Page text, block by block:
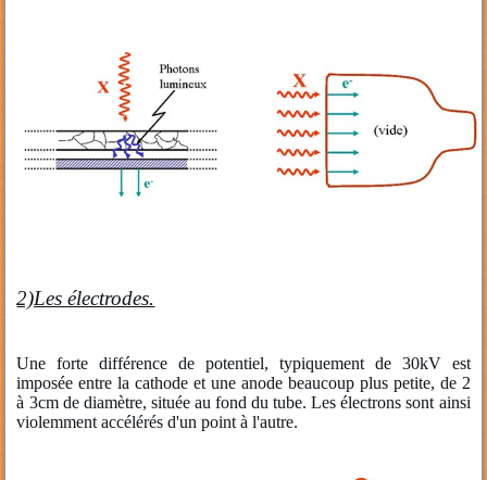
2)Les électrodes.
Une forte différence de potentiel, typiquement de 30kV est
imposée entre la cathode et une anode beaucoup plus petite, de 2
à 3cm de diamètre, située au fond du tube. Les électrons sont ainsi
violemment accélérés d'un point à l'autre.